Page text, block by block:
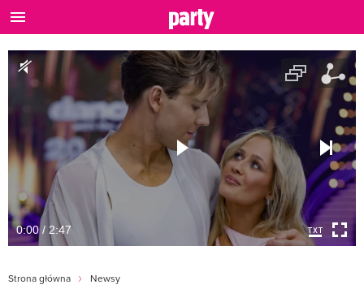
0:00 / 2:47
Strona główna Newsy